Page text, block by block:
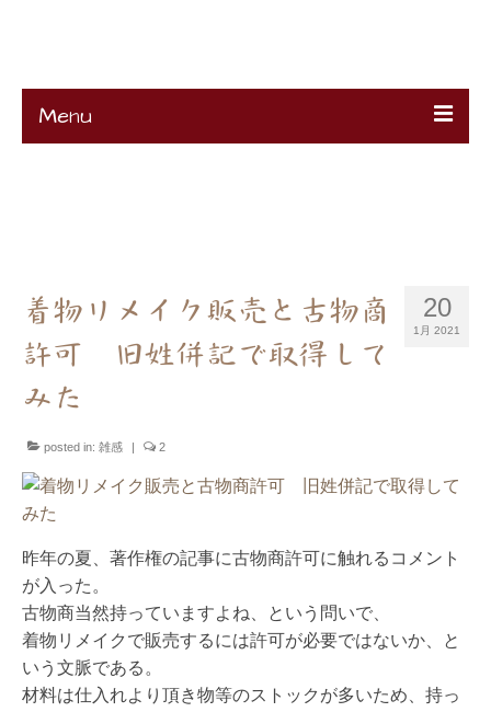
Menu
20
1月 2021
着物リメイク販売と古物商
許可 旧姓併記で取得して
みた
posted in: 雑感 | 2
昨年の夏、著作権の記事に古物商許可に触れるコメント
が入った。
古物商当然持っていますよね、という問いで、
着物リメイクで販売するには許可が必要ではないか、と
いう文脈である。
材料は仕入れより頂き物等のストックが多いため、持っ